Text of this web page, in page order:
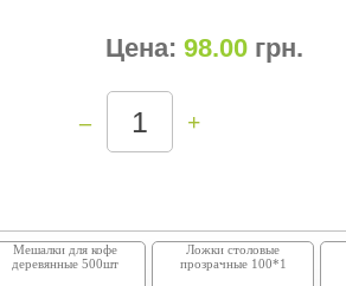
Цена: 98.00 грн.
– +
Мешалки для кофе
деревянные 500шт
Ложки столовые
прозрачные 100*1